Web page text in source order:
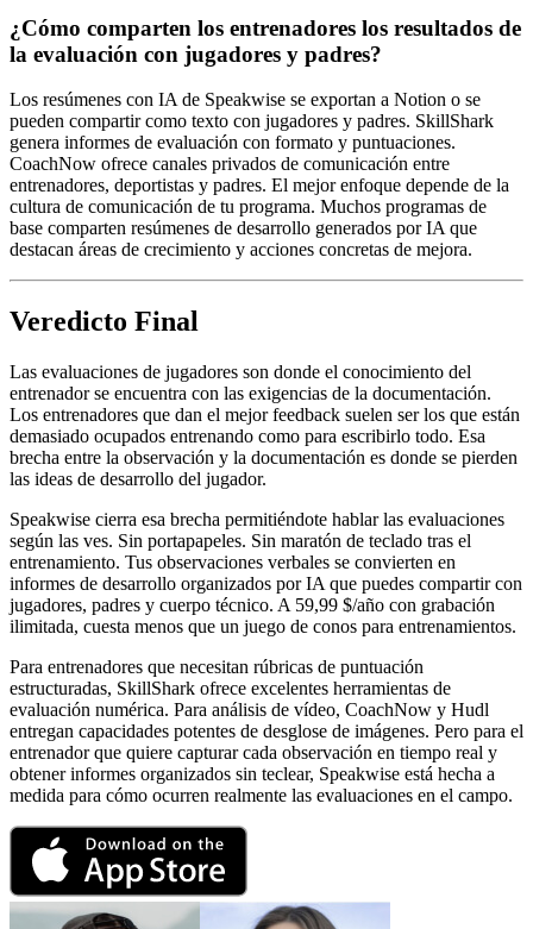
¿Cómo comparten los entrenadores los resultados de
la evaluación con jugadores y padres?
Los resúmenes con IA de Speakwise se exportan a Notion o se
pueden compartir como texto con jugadores y padres. SkillShark
genera informes de evaluación con formato y puntuaciones.
CoachNow ofrece canales privados de comunicación entre
entrenadores, deportistas y padres. El mejor enfoque depende de la
cultura de comunicación de tu programa. Muchos programas de
base comparten resúmenes de desarrollo generados por IA que
destacan áreas de crecimiento y acciones concretas de mejora.
Veredicto Final
Las evaluaciones de jugadores son donde el conocimiento del
entrenador se encuentra con las exigencias de la documentación.
Los entrenadores que dan el mejor feedback suelen ser los que están
demasiado ocupados entrenando como para escribirlo todo. Esa
brecha entre la observación y la documentación es donde se pierden
las ideas de desarrollo del jugador.
Speakwise cierra esa brecha permitiéndote hablar las evaluaciones
según las ves. Sin portapapeles. Sin maratón de teclado tras el
entrenamiento. Tus observaciones verbales se convierten en
informes de desarrollo organizados por IA que puedes compartir con
jugadores, padres y cuerpo técnico. A 59,99 $/año con grabación
ilimitada, cuesta menos que un juego de conos para entrenamientos.
Para entrenadores que necesitan rúbricas de puntuación
estructuradas, SkillShark ofrece excelentes herramientas de
evaluación numérica. Para análisis de vídeo, CoachNow y Hudl
entregan capacidades potentes de desglose de imágenes. Pero para el
entrenador que quiere capturar cada observación en tiempo real y
obtener informes organizados sin teclear, Speakwise está hecha a
medida para cómo ocurren realmente las evaluaciones en el campo.